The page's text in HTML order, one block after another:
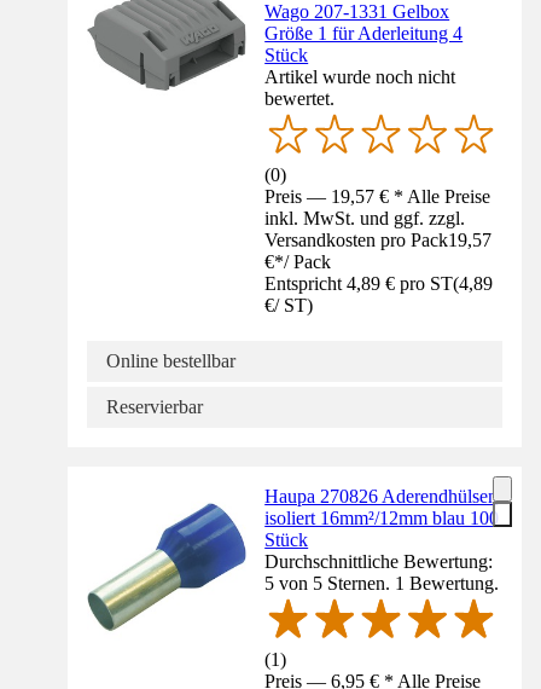
Wago 207-1331 Gelbox
Größe 1 für Aderleitung 4
Stück
Artikel wurde noch nicht
bewertet.
(0)
Preis — 19,57 € * Alle Preise
inkl. MwSt. und ggf. zzgl.
Versandkosten pro Pack19,57
€*/ Pack
Entspricht 4,89 € pro ST(4,89
€/ ST)
Online bestellbar
Reservierbar
Haupa 270826 Aderendhülsen
isoliert 16mm²/12mm blau 100
Stück
Durchschnittliche Bewertung:
5 von 5 Sternen. 1 Bewertung.
(1)
Preis — 6,95 € * Alle Preise